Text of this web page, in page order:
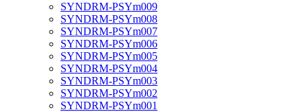
SYNDRM-PSYm009
SYNDRM-PSYm008
SYNDRM-PSYm007
SYNDRM-PSYm006
SYNDRM-PSYm005
SYNDRM-PSYm004
SYNDRM-PSYm003
SYNDRM-PSYm002
SYNDRM-PSYm001